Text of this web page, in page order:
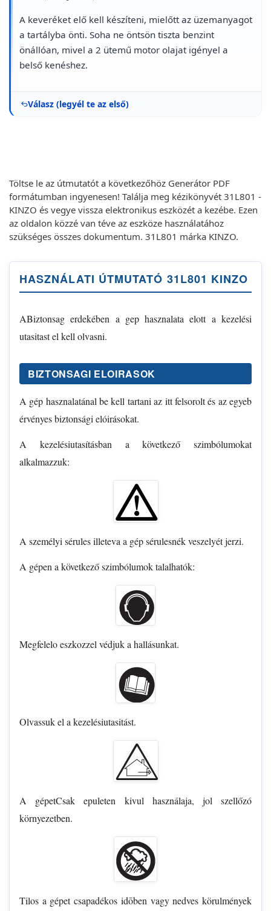
A keveréket elő kell készíteni, mielőtt az üzemanyagot
a tartályba önti. Soha ne öntsön tiszta benzint
önállóan, mivel a 2 ütemű motor olajat igényel a
belső kenéshez.
Válasz (legyél te az első)
Töltse le az útmutatót a következőhöz Generátor PDF
formátumban ingyenesen! Találja meg kézikönyvét 31L801 -
KINZO és vegye vissza elektronikus eszközét a kezébe. Ezen
az oldalon közzé van téve az eszköze használatához
szükséges összes dokumentum. 31L801 márka KINZO.
HASZNÁLATI ÚTMUTATÓ 31L801 KINZO
ABiztonsag erdekében a gep hasznalata elott a kezelési
utasitast el kell olvasni.
BIZTONSAGI ELOIRASOK
A gép hasznalatánal be kell tartani az itt felsorolt és az egyeb
érvényes biztonsági elóirásokat.
A kezelésiutasításban a következő szimbólumokat
alkalmazzuk:
A személyi sérules illeteva a gép sérulesnék veszelyét jerzi.
A gépen a következő szimbólumok talalhatók:
Megfelelo eszkozzel védjuk a hallásunkat.
Olvassuk el a kezelésiutasitást.
A gépetCsak epuleten kivul használaja, jol szellőzó
környezetben.
Tilos a gépet csapadékos idōben vagy nedves körulmények